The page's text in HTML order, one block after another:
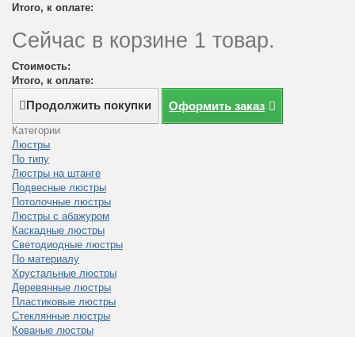
Итого, к оплате:
Сейчас в корзине 1 товар.
Стоимость:
Итого, к оплате:
Продолжить покупки Оформить заказ
Категории
Люстры
По типу
Люстры на штанге
Подвесные люстры
Потолочные люстры
Люстры с абажуром
Каскадные люстры
Светодиодные люстры
По материалу
Хрустальные люстры
Деревянные люстры
Пластиковые люстры
Стеклянные люстры
Кованые люстры